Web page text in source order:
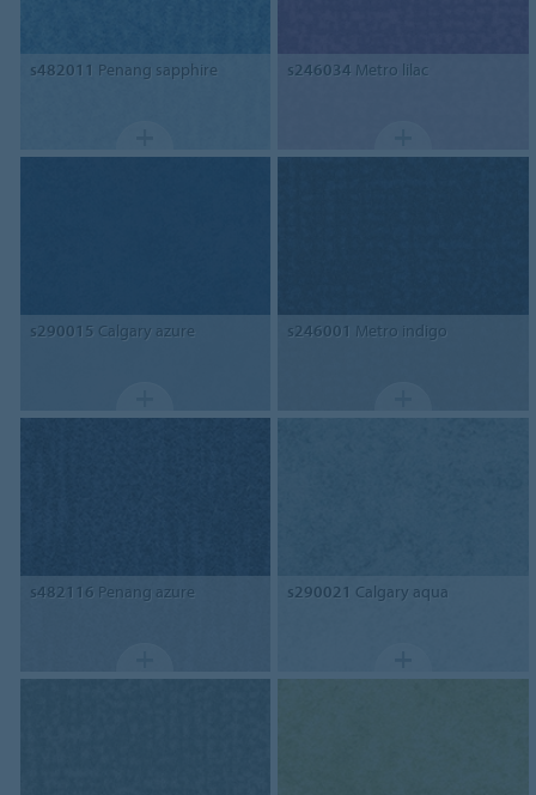
s482011 Penang sapphire s246034 Metro lilac
s290015 Calgary azure s246001 Metro indigo
s482116 Penang azure s290021 Calgary aqua